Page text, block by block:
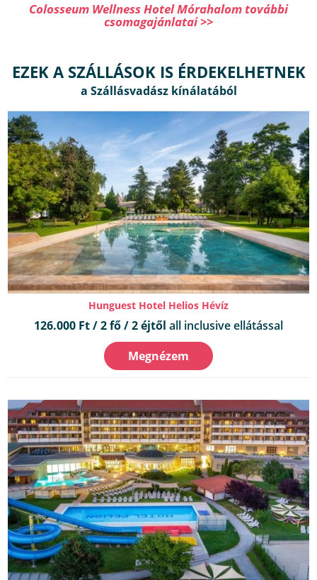
Colosseum Wellness Hotel Mórahalom további
csomagajánlatai >>
EZEK A SZÁLLÁSOK IS ÉRDEKELHETNEK
Hunguest Hotel Helios Hévíz
126.000 Ft / 2 fő / 2 éjtől all inclusive ellátással
Megnézem